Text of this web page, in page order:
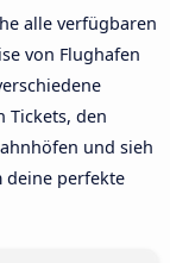
alle verfügbaren
von Flughafen
Tickets, den
und sieh
deine perfekte